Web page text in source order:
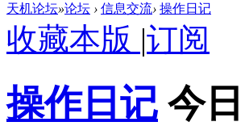
天机论坛»论坛 › 信息交流› 操作日记
收藏本版 |订阅
操作日记 今